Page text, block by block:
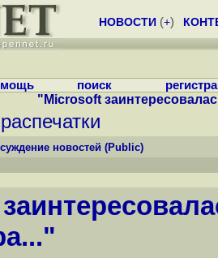
НОВОСТИ (+)
поиск
"Microsoft
новостей (Public)